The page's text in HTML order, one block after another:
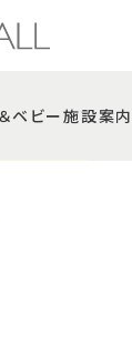
ベビー施設案内